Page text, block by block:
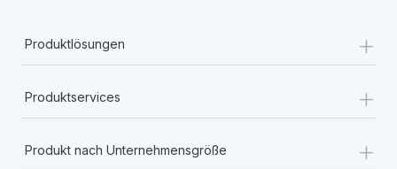
Produktlösungen +
Produktservices +
Produkt nach Unternehmensgröße +